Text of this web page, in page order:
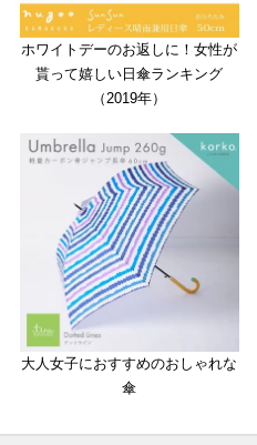
ホワイトデーのお返しに！女性が
貰って嬉しい日傘ランキング
（2019年）
大人女子におすすめのおしゃれな
傘